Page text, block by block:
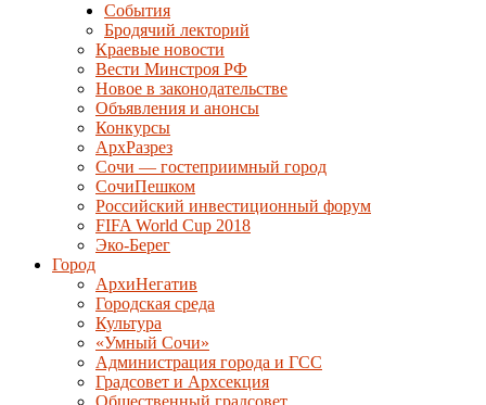
События
Бродячий лекторий
Краевые новости
Вести Минстроя РФ
Новое в законодательстве
Объявления и анонсы
Конкурсы
АрхРазрез
Сочи — гостеприимный город
СочиПешком
Российский инвестиционный форум
FIFA World Cup 2018
Эко-Берег
Город
АрхиНегатив
Городская среда
Культура
«Умный Сочи»
Администрация города и ГСС
Градсовет и Архсекция
Общественный градсовет